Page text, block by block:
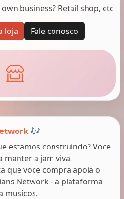
business? Retail shop, etc
loja Fale conosco
🎶
estamos construindo? Voce
manter a jam viva!
que voce compra apoia o
Network - a plataforma
musicos.